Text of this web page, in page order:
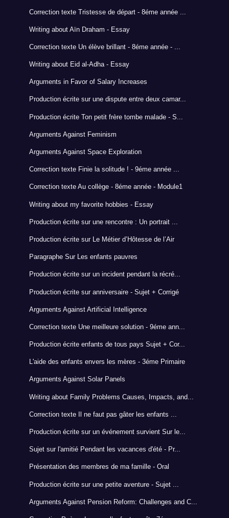
Correction texte Tristesse de départ - 8éme année ...
Writing about Aïn Draham - Essay
Correction texte Un élève brillant - 8éme année - ...
Writing about Eid al-Adha - Essay
Arguments in Favor of Salary Increases
Production écrite sur une dispute entre deux camar...
Production écrite Ton petit frère tombe malade - S...
Arguments Against Feminism
Arguments Against Space Exploration
Correction texte Finie la solitude ! - 9éme année ...
Correction texte Au collège - 8éme année - Module1
Writing about my favorite hobbies - Essay
Production écrite sur une rencontre : Un portrait ...
Production écrite sur Le Métier d’Hôtesse de l’Air
Paragraphe Sur Les enfants pauvres
Production écrite sur un incident pendant la récré...
Production écrite sur anniversaire - Sujet + Corrigé
Arguments Against Artificial Intelligence
Correction texte Une meilleure solution - 9éme ann...
Production écrite enfants de tous pays Sujet + Cor...
L'aide des enfants envers les mères - 3éme Primaire
Arguments Against Solar Panels
Writing about Family Problems Causes, Impacts, and...
Correction texte Il ne faut pas gâter les enfants ...
Production écrite sur un événement survient Sur le...
Sujet sur l'amitié Pendant les vacances d'été - Pr...
Présentation des membres de ma famille - Oral
Production écrite sur une petite aventure - Sujet ...
Arguments Against Pension Reform: Challenges and C...